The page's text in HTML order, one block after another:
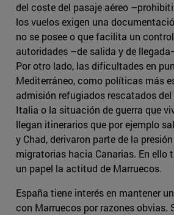
del coste del pasaje aéreo
los vuelos exigen una
no se posee o que facilita un
autoridades –de salida y de
Por otro lado, las dificultades en
Mediterráneo, como políticas más
admisión refugiados rescatados
Italia o la situación de guerra que
llegan itinerarios que por ejemplo
y Chad, derivaron parte de la
migratorias hacia Canarias. En ello
un papel la actitud de Marruecos.
España tiene interés en mantener
con Marruecos por razones obvias.